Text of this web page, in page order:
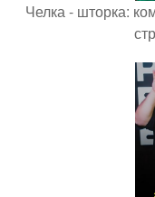
Челка - шторка: